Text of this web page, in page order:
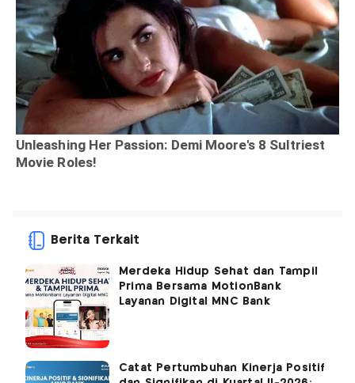
Berita Terkait
Merdeka Hidup Sehat dan Tampil
Prima Bersama MotionBank
Layanan Digital MNC Bank
Catat Pertumbuhan Kinerja Positif